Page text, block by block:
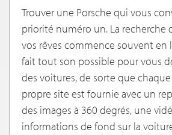
Trouver une Porsche qui vous
priorité numéro un. La recherche
vos rêves commence souvent en
fait tout son possible pour vous
des voitures, de sorte que
propre site est fournie avec un
des images à 360 degrés, une
informations de fond sur la